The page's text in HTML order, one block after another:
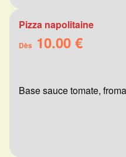
Pizza napolitaine
Dès 10.00 €
Base sauce tomate,